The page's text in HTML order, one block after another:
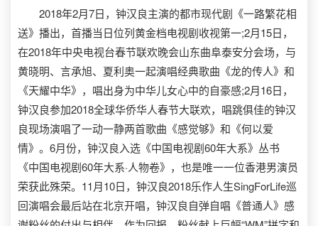
2018年2月7日，钟汉良主演的都市现代剧《一路繁花相
送》播出，首播当日位列黄金档电视剧收视第一;2月15日，
在2018年中央电视台春节联欢晚会山东曲阜泰安分会场，与
黄晓明、言承旭、夏利奥一起演唱经典歌曲《龙的传人》和
《天耀中华》，唱出身为中华儿女心中的自豪感;2月16日，
钟汉良参加2018全球华侨华人春节大联欢，唱跳俱佳的钟汉
良现场演唱了一动一静两首歌曲《感觉够》和《何以爱
情》。6月份，钟汉良入选《中国电视剧60年大系》丛书
《中国电视剧60年大系·人物卷》，也是唯一一位香港男演员
荣获此殊荣。11月10日，钟汉良2018乐作人生SingForLife巡
回演唱会最后站在北京开唱，钟汉良自弹自唱《普通人》感